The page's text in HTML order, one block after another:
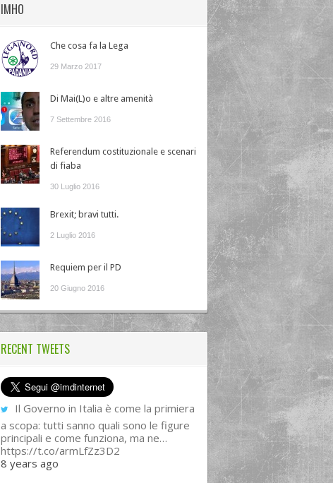
IMHO
Che cosa fa la Lega
29 Marzo 2017
Di Mai(L)o e altre amenità
7 Settembre 2016
Referendum costituzionale e scenari
di fiaba
30 Luglio 2016
Brexit; bravi tutti.
2 Luglio 2016
Requiem per il PD
20 Giugno 2016
RECENT TWEETS
Il Governo in Italia è come la primiera
a scopa: tutti sanno quali sono le figure
principali e come funziona, ma ne…
https://t.co/armLfZz3D2
8 years ago